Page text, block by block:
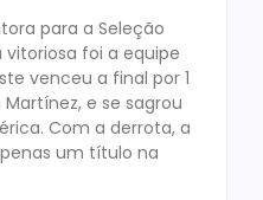
para a Seleção
foi a equipe
venceu a final por 1
e se sagrou
Com a derrota, a
um título na